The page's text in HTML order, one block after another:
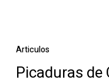
de
y
Articulos
Picaduras de